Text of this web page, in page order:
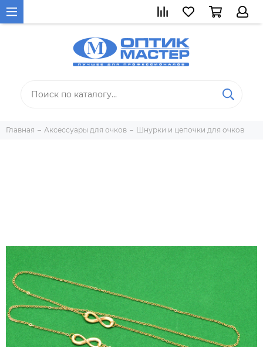
Главная Аксессуары для очков Шнурки и цепочки для очков